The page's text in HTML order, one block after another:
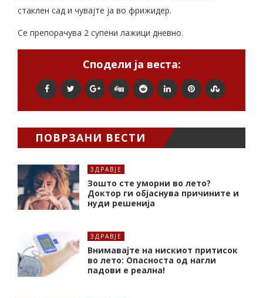
стаклен сад и чувајте ја во фрижидер.
Се препорачува 2 супени лажици дневно.
Сподели ја веста:
ПОВРЗАНИ ВЕСТИ
ЗДРАВЈЕ
Зошто сте уморни во лето?
Доктор ги објаснува причините и
нуди решенија
ЗДРАВЈЕ
Внимавајте на нискиот притисок
во лето: Опасноста од нагли
падови е реална!